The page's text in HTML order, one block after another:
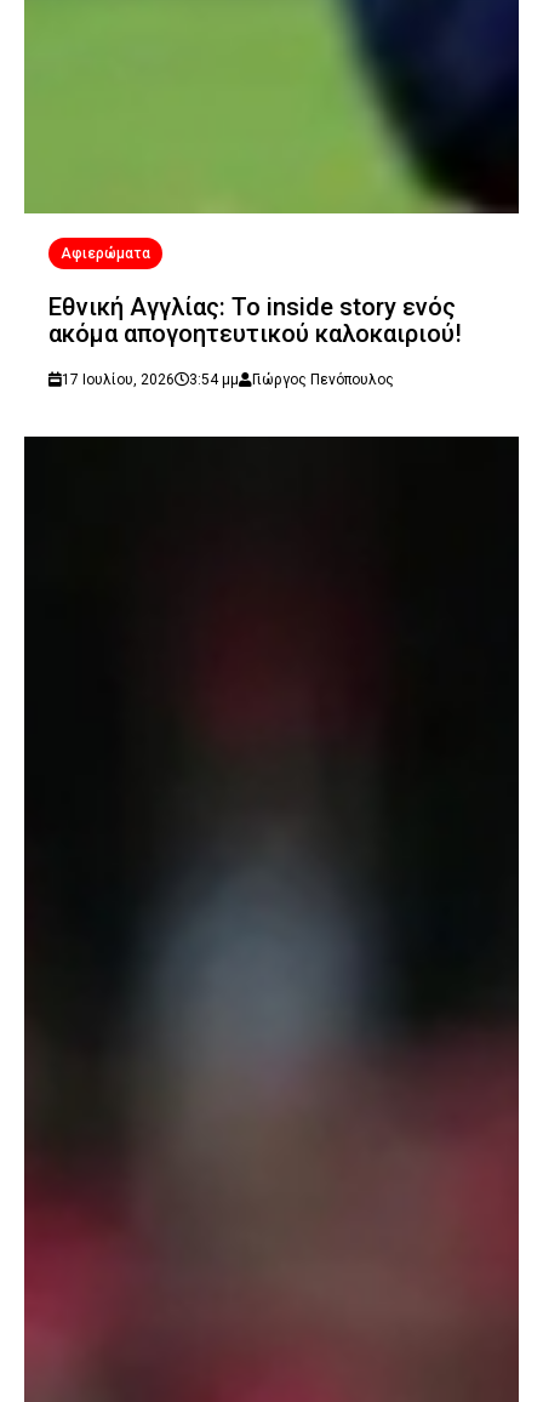
Αφιερώματα
Εθνική Αγγλίας: Το inside story ενός
ακόμα απογοητευτικού καλοκαιριού!
17 Ιουλίου, 2026 3:54 μμ Γιώργος Πενόπουλος